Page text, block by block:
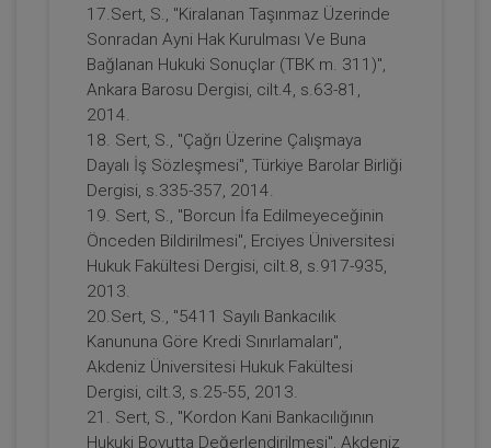
Doç. Dr. Selin Sert SÜTÇÜ
TKHK'da Neler Değişti Video Eğitimi
300 TL
17.Sert, S., "Kiralanan Taşınmaz Üzerinde
Sonradan Ayni Hak Kurulması Ve Buna
Bağlanan Hukuki Sonuçlar (TBK m. 311)",
Ankara Barosu Dergisi, cilt.4, s.63-81,
2014.
18. Sert, S., "Çağrı Üzerine Çalışmaya
Dayalı İş Sözleşmesi", Türkiye Barolar Birliği
Dergisi, s.335-357, 2014.
19. Sert, S., "Borcun İfa Edilmeyeceğinin
Önceden Bildirilmesi", Erciyes Üniversitesi
Hukuk Fakültesi Dergisi, cilt.8, s.917-935,
2013.
20.Sert, S., "5411 Sayılı Bankacılık
Kanununa Göre Kredi Sınırlamaları",
Akdeniz Üniversitesi Hukuk Fakültesi
Dergisi, cilt.3, s.25-55, 2013.
21. Sert, S., "Kordon Kani Bankacılığının
Hukuki Boyutta Değerlendirilmesi", Akdeniz